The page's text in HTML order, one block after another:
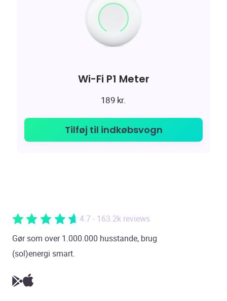
Wi-Fi P1 Meter
189 kr.
Tilføj til indkøbsvogn
4.7 - 163.2k reviews
Gør som over 1.000.000 husstande, brug
(sol)energi smart.